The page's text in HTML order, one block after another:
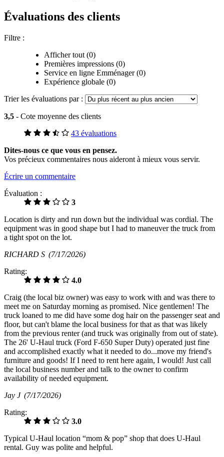
Évaluations des clients
Filtre :
Afficher tout (0)
Premières impressions (0)
Service en ligne Emménager (0)
Expérience globale (0)
Trier les évaluations par :
3,5 - Cote moyenne des clients
43 évaluations
Dites-nous ce que vous en pensez.
Vos précieux commentaires nous aideront à mieux vous servir.
Écrire un commentaire
Évaluation :
3
Location is dirty and run down but the individual was cordial. The
equipment was in good shape but I had to maneuver the truck from
a tight spot on the lot.
RICHARD S (7/17/2026)
Rating:
4.0
Craig (the local biz owner) was easy to work with and was there to
meet me on Saturday morning as promised. Nice gentlemen! The
truck loaned to me did have some dog hair on the passenger seat and
floor, but can't blame the local business for that as that was likely
from the previous renter (and truck was originally from out of state).
The 26' U-Haul truck (Ford F-650 Super Duty) operated just fine
and accomplished exactly what it needed to do...move my friend's
furniture and goods! If I need to rent here again, I would! Just call
the local business number and talk to the owner to confirm
availability of needed equipment.
Jay J (7/17/2026)
Rating:
3.0
Typical U-Haul location “mom & pop” shop that does U-Haul
rental. Guy was polite and helpful.